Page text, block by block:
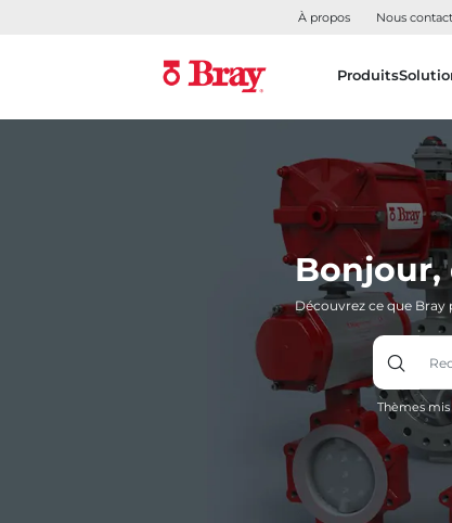
À propos Nous
Produits
Bonjour,
Découvrez ce que
Thèmes mis